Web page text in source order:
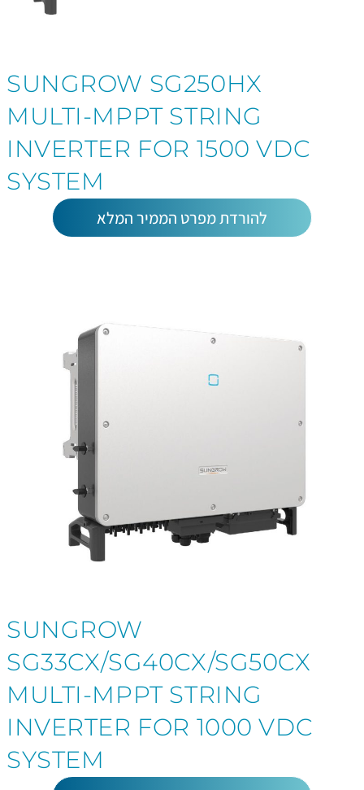
SUNGROW SG250HX
MULTI-MPPT STRING
INVERTER FOR 1500 VDC
SYSTEM
להורדת מפרט הממיר המלא
SUNGROW
SG33CX/SG40CX/SG50CX
MULTI-MPPT STRING
INVERTER FOR 1000 VDC
SYSTEM